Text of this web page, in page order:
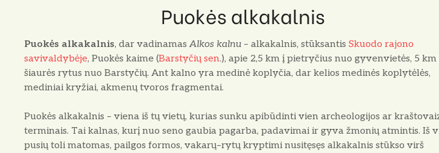
Puokės alkakalnis
Puokės alkakalnis, dar vadinamasAlkos kalnu – alkakalnis, stūksantisSkuodo rajono
savivaldybėje, Puokės kaime (Barstyčių sen.), apie 2,5 km į pietryčius nuo gyvenvietės, 5 km
šiaurės rytus nuo Barstyčių. Ant kalno yra medinė koplyčia, dar kelios medinės koplytėlės,
mediniai kryžiai, akmenų tvoros fragmentai.
Puokės alkakalnis – viena iš tų vietų, kurias sunku apibūdinti vien archeologijos ar
terminais. Tai kalnas, kurį nuo seno gaubia pagarba, padavimai ir gyva žmonių atmintis. Iš
pusių toli matomas, pailgos formos, vakarų–rytų kryptimi nusitęsęs alkakalnis stūkso virš